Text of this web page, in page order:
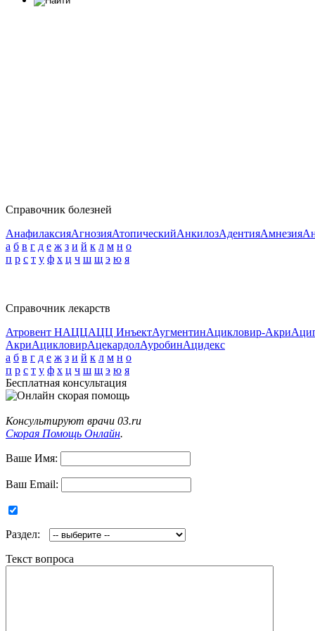
Справочник болезней
АнафилаксияАгнозияАтопическийАнкилозАдентияАмнезия
а б в г д е ж з и й к л м н о
п р с т у ф х ц ч ш щ э ю я
Справочник лекарств
Атровент НАЦЦАЦЦ ИнъектАугментинАцикловир-Акри
АкриАцикловирАцекардолАуробинАцидекс
а б в г д е ж з и й к л м н о
п р с т у ф х ц ч ш щ э ю я
Бесплатная консультация
Консультируют врачи 03.ru
Скорая Помощь Онлайн.
Ваше Имя:
Ваш Email:
Раздел:
Текст вопроса